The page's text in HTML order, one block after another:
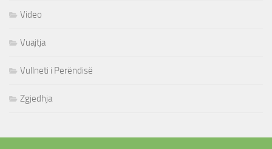
Video
Vuajtja
Vullneti i Perëndisë
Zgjedhja